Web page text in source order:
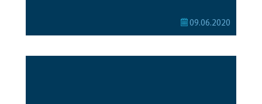
09.06.2020